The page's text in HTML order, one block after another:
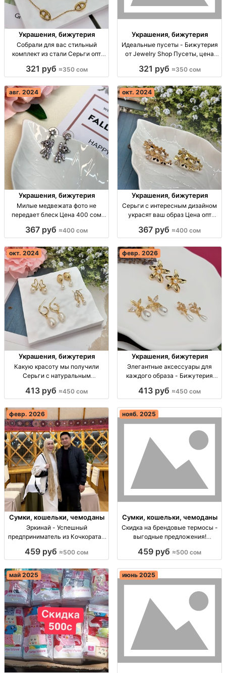
Украшения, бижутерия
Собрали для вас стильный
комплект из стали Серьги опт
321 руб ≈350 сом
Украшения, бижутерия
Идеальные пусеты - Бижутерия
от Jewelry Shop Пусеты, цена
321 руб ≈350 сом
авг. 2024
Украшения, бижутерия
Милые медвежата фото не
передает блеск Цена 400 сом
367 руб ≈400 сом
окт. 2024
Украшения, бижутерия
Серьги с интересным дизайном
украсят ваш образ Цена опт
367 руб ≈400 сом
окт. 2024
Украшения, бижутерия
Какую красоту мы получили
Серьги с натуральным
413 руб ≈450 сом
февр. 2026
Украшения, бижутерия
Элегантные аксессуары для
каждого образа - Бижутерия
бижутерия для стильных людей.
413 руб ≈450 сом
февр. 2026
Сумки, кошельки, чемоданы
Эркинай - Успешный
предприниматель из Кочкората |
Эркинай - успешно развивает
знается на Китае. 4 бала,
великие цели и масшта
459 руб ≈500 сом
нояб. 2025
Сумки, кошельки, чемоданы
Скидка на брендовые термосы -
выгодные предложения!
покупке 2х штук, опт от 5,
459 руб ≈500 сом
май 2025 июнь 2025